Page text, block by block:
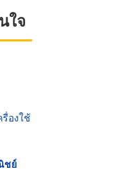
ใจ
องใช้
ชย์